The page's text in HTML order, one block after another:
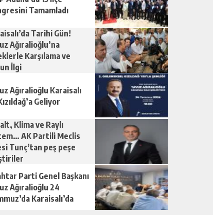
Tamamladı
Tarihi Gün!
Ağıralioğlu’na
Karşılama ve
İlgi
Ağıralioğlu Karaisalı
Geliyor
Klima ve Raylı
AK Partili Meclis
Tunç’tan peş peşe
Parti Genel Başkanı
Ağıralioğlu 24
Karaisalı’da